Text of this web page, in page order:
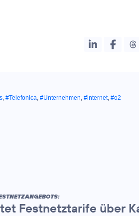
, #Telefonica, #Unternehmen, #internet, #o2
Festnetztarife über